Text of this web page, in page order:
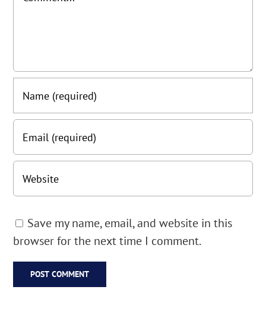
Save my name, email, and website in this
browser for the next time I comment.